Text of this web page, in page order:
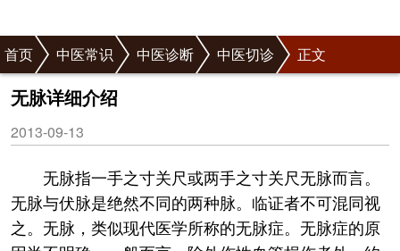
首页 中医常识 中医诊断 中医切诊 正文
无脉详细介绍
2013-09-13
无脉指一手之寸关尺或两手之寸关尺无脉而言。
无脉与伏脉是绝然不同的两种脉。临证者不可混同视
之。无脉，类似现代医学所称的无脉症。无脉症的原